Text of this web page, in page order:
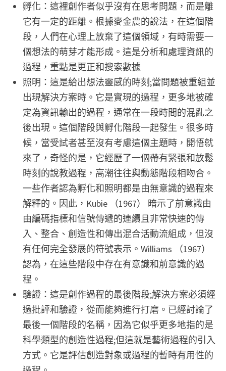
孵化：這裡創作者似乎沒有在思考問題，而是離
它有一定的距離。根據麥金農的說法，在這個階
段，人們在心理上放棄了這個領域，有時需要一
個想法的萌芽才能形成。這是分析和處理資訊的
過程，重點是更正和搜索數據
照明：這是給出想法靈感的時刻;當問題被重組並
出現解決方案時。它是實現的過程，更多地被確
定為資訊輸出的過程，通常在一段時間的混亂之
後出現。這個階段與孵化階段一起發生。很多時
候，當受試者甚至沒有考慮這個主題時，開悟就
來了，奇怪的是，它經歷了一個帶有緊張和放鬆
時刻的說教過程，高潮往往與動態階段相吻合。
一些作者認為孵化和照明都是由無意識的過程來
解釋的。因此，Kubie （1967） 暗示了前意識由
由編碼指標和信號傳遞的連續且非常快速的傳
入、整合、創造性和傳出混合活動流組成，但沒
有任何完全發展的符號表示。Williams （1967）
認為，在這些階段中存在有意識和前意識的過
程。
驗證：這是創作過程的最後階段;解決方案必須經
過批評和驗證，從而能夠進行打磨。已經討論了
最後一個階段的名稱，因為它似乎更多地指的是
科學類型的創造性過程;但這就是藝術過程的引入
方式。它是評估創造對象或過程的暫時有用性的